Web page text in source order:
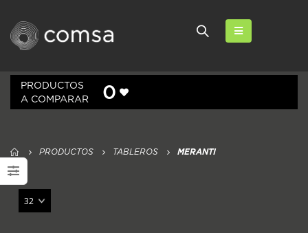
PRODUCTOS
A COMPARAR
0
PRODUCTOS TABLEROS MERANTI